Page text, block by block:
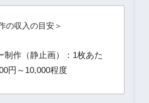
の収入の目安＞
制作（静止画）：1枚あた
円～10,000程度